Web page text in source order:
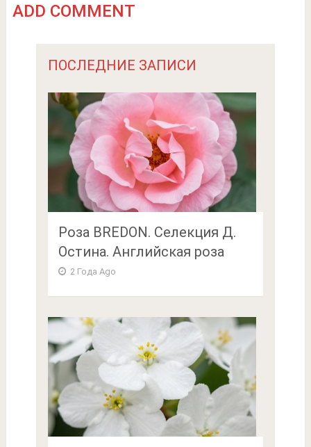
ADD COMMENT
ПОСЛЕДНИЕ ЗАПИСИ
Роза BREDON. Селекция Д.
Остина. Английская роза
2 Года Ago